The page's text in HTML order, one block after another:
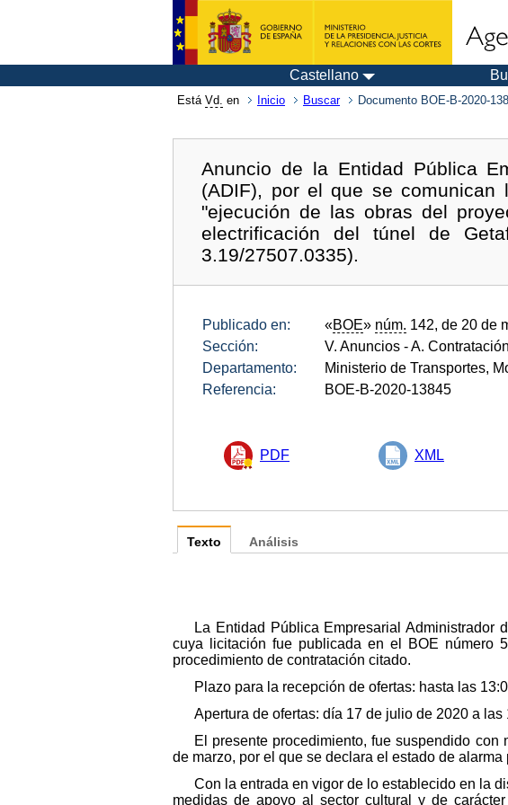
Castellano
Está Vd. en Inicio Buscar Documento BOE-B-2020-
Anuncio de la Entidad Pública
(ADIF), por el que se comunican
"ejecución de las obras del
electrificación del túnel de
3.19/27507.0335).
Publicado en: «BOE» núm. 142, de 20 de
Sección:
V. Anuncios - A.
Departamento:
Ministerio de Transportes,
Referencia:
BOE-B-2020-13845
PDF XML
Texto
La Entidad Pública Empresarial Administrador
cuya licitación fue publicada en el BOE número
procedimiento de contratación citado.
Plazo para la recepción de ofertas: hasta las
Apertura de ofertas: día 17 de julio de 2020 a las
El presente procedimiento, fue suspendido
de marzo, por el que se declara el estado de
Con la entrada en vigor de lo establecido en la
medidas de apoyo al sector cultural y de
Análisis